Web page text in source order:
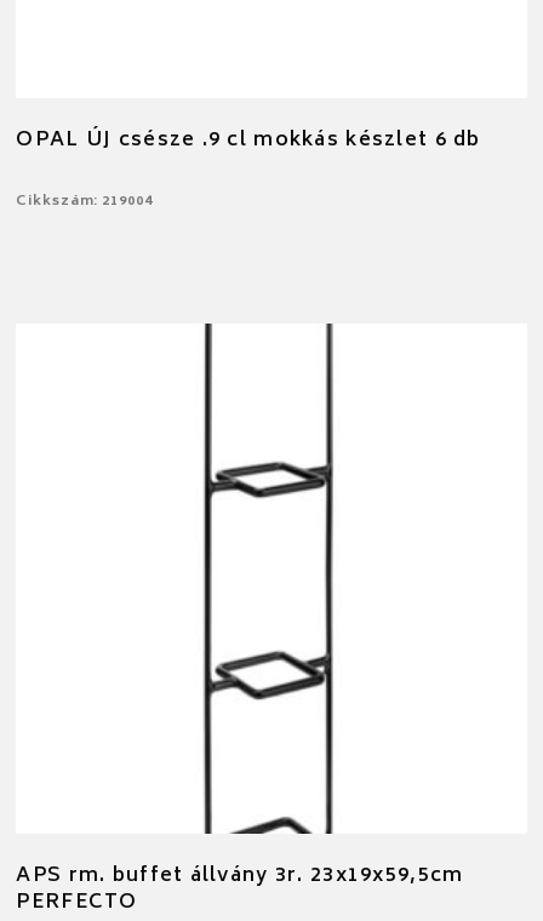
OPAL ÚJ csésze .9 cl mokkás készlet 6 db
Cikkszám: 219004
APS rm. buffet állvány 3r. 23x19x59,5cm
PERFECTO